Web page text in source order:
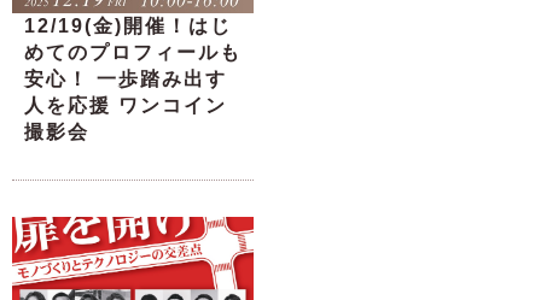
12/19(金)開催！はじ
めてのプロフィールも
安心！ 一歩踏み出す
人を応援 ワンコイン
撮影会